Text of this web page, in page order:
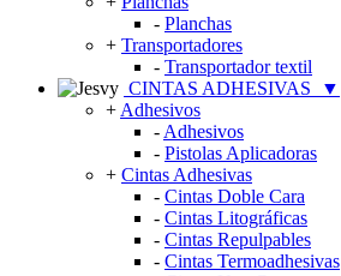
- Planchas
+ Transportadores
- Transportador textil
CINTAS ADHESIVAS
▼
+ Adhesivos
- Adhesivos
- Pistolas Aplicadoras
+ Cintas Adhesivas
- Cintas Doble Cara
- Cintas Litográficas
- Cintas Repulpables
- Cintas Termoadhesivas